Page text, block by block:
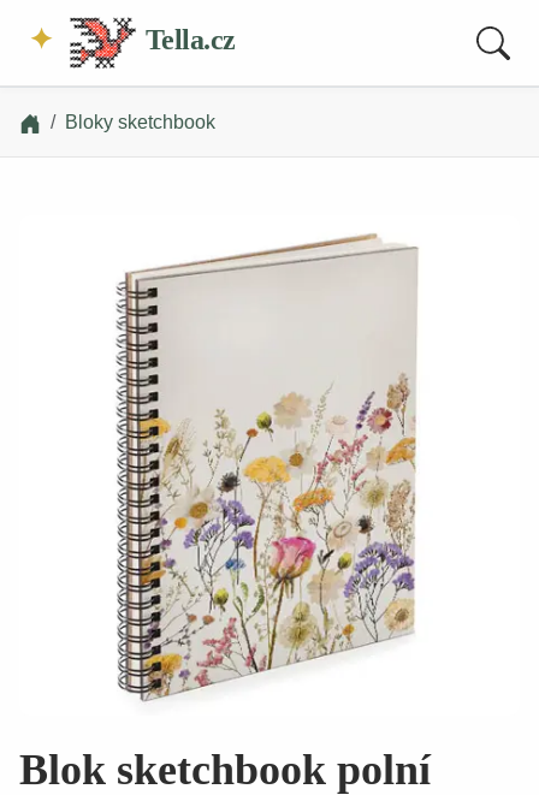
Tella.cz
Bloky sketchbook
Blok sketchbook polní